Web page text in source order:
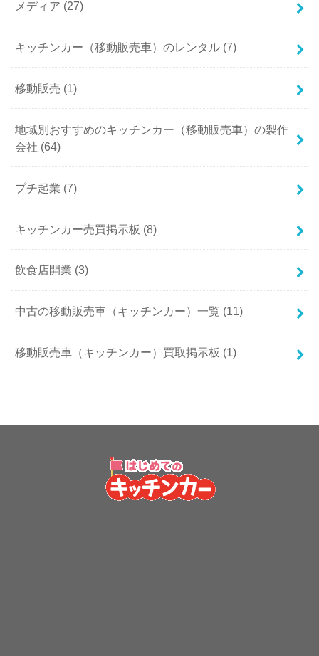
メディア (27)
キッチンカー（移動販売車）のレンタル (7)
移動販売 (1)
地域別おすすめのキッチンカー（移動販売車）の製作
会社 (64)
プチ起業 (7)
キッチンカー売買掲示板 (8)
飲食店開業 (3)
中古の移動販売車（キッチンカー）一覧 (11)
移動販売車（キッチンカー）買取掲示板 (1)